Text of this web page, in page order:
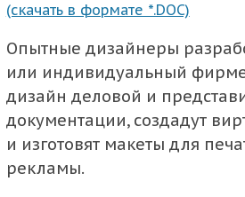
(скачать в формате *.DOC)
Опытные дизайнеры
или индивидуальный
дизайн деловой и
документации, создадут
и изготовят макеты для
рекламы.